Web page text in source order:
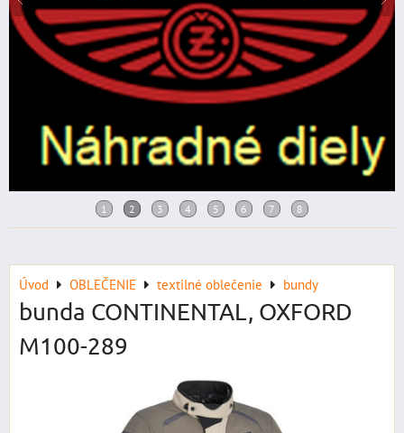
Úvod OBLEČENIE textilné oblečenie bundy
bunda CONTINENTAL, OXFORD
M100-289